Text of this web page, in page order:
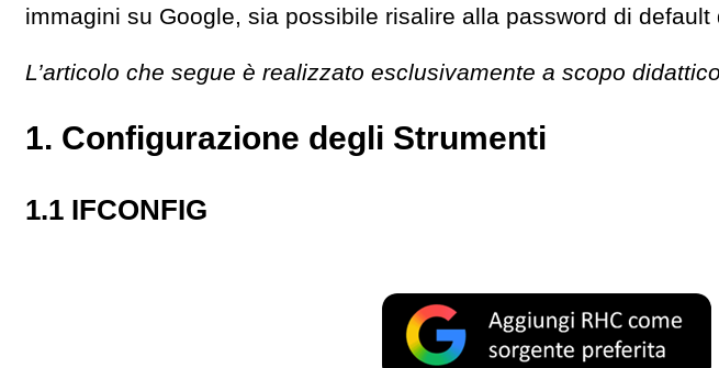
immagini su Google, sia possibile risalire alla password di default
L’articolo che segue è realizzato esclusivamente a scopo
1. Configurazione degli Strumenti
1.1 IFCONFIG